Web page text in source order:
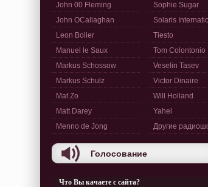
John 00 Fleming
John OCallaghan
Leon Bolier
Manuel le Saux
Markus Schossow
Markus Schulz
Mat Zo
Matt Darey
Menno de Jong
Sophie Sugar
Solaris
Tiesto
Tom Colontonio
Veselin Tasev
Victor Dinaire
Will Holland
Yahel
Другие
Голосование
Что Вы качаете с сайта?